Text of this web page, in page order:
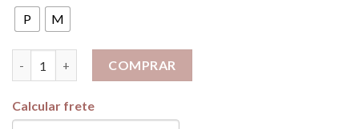
P M
COMPRAR
Calcular frete